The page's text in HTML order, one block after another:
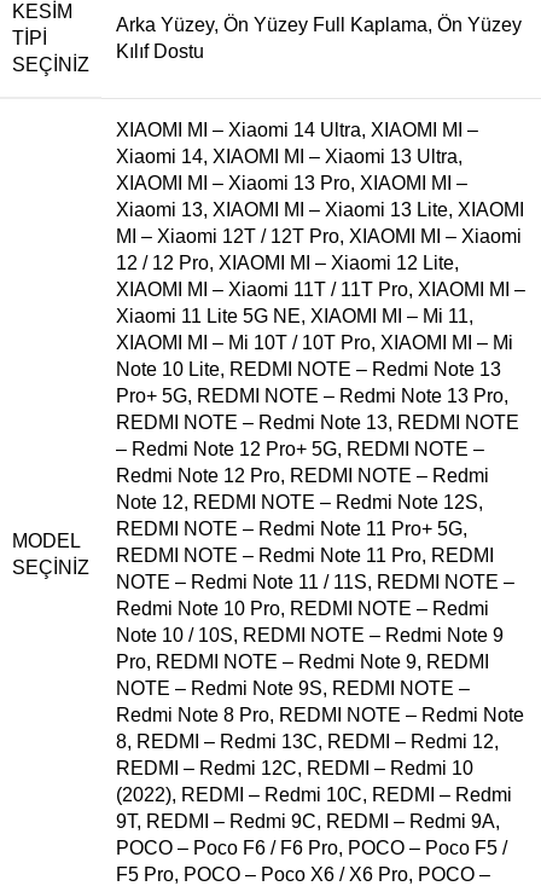
KESIM
TIPI
SEÇINIZ
Arka Yüzey, Ön Yüzey Full Kaplama, Ön Yüzey
Kılıf Dostu
MODEL
SEÇINIZ
XIAOMI MI – Xiaomi 14 Ultra, XIAOMI MI –
Xiaomi 14, XIAOMI MI – Xiaomi 13 Ultra,
XIAOMI MI – Xiaomi 13 Pro, XIAOMI MI –
Xiaomi 13, XIAOMI MI – Xiaomi 13 Lite, XIAOMI
MI – Xiaomi 12T / 12T Pro, XIAOMI MI – Xiaomi
12 / 12 Pro, XIAOMI MI – Xiaomi 12 Lite,
XIAOMI MI – Xiaomi 11T / 11T Pro, XIAOMI MI –
Xiaomi 11 Lite 5G NE, XIAOMI MI – Mi 11,
XIAOMI MI – Mi 10T / 10T Pro, XIAOMI MI – Mi
Note 10 Lite, REDMI NOTE – Redmi Note 13
Pro+ 5G, REDMI NOTE – Redmi Note 13 Pro,
REDMI NOTE – Redmi Note 13, REDMI NOTE
– Redmi Note 12 Pro+ 5G, REDMI NOTE –
Redmi Note 12 Pro, REDMI NOTE – Redmi
Note 12, REDMI NOTE – Redmi Note 12S,
REDMI NOTE – Redmi Note 11 Pro+ 5G,
REDMI NOTE – Redmi Note 11 Pro, REDMI
NOTE – Redmi Note 11 / 11S, REDMI NOTE –
Redmi Note 10 Pro, REDMI NOTE – Redmi
Note 10 / 10S, REDMI NOTE – Redmi Note 9
Pro, REDMI NOTE – Redmi Note 9, REDMI
NOTE – Redmi Note 9S, REDMI NOTE –
Redmi Note 8 Pro, REDMI NOTE – Redmi Note
8, REDMI – Redmi 13C, REDMI – Redmi 12,
REDMI – Redmi 12C, REDMI – Redmi 10
(2022), REDMI – Redmi 10C, REDMI – Redmi
9T, REDMI – Redmi 9C, REDMI – Redmi 9A,
POCO – Poco F6 / F6 Pro, POCO – Poco F5 /
F5 Pro, POCO – Poco X6 / X6 Pro, POCO –